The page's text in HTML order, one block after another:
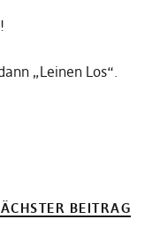
„Leinen Los“.
BEITRAG